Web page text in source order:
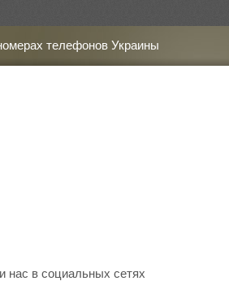
телефонов Украины
нас в социальных сетях